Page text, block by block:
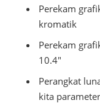
Perekam
kromatik
Perekam
10.4"
Perangkat
kita